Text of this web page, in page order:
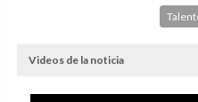
Videos de la noticia